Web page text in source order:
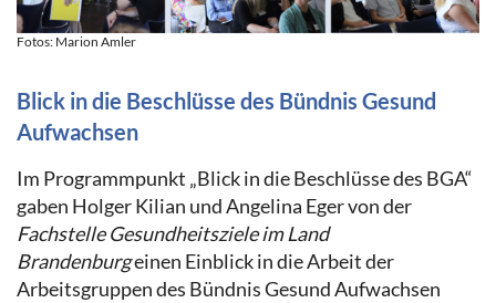
Fotos: Marion Amler
Blick in die Beschlüsse des Bündnis Gesund
Aufwachsen
Im Programmpunkt „Blick in die Beschlüsse des BGA“
gaben Holger Kilian und Angelina Eger von der
Fachstelle Gesundheitsziele im Land
Brandenburgeinen Einblick in die Arbeit der
Arbeitsgruppen des Bündnis Gesund Aufwachsen